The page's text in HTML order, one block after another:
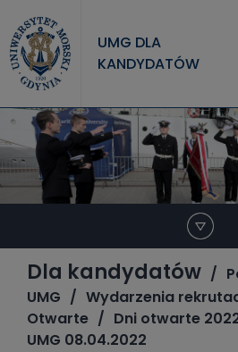
UMG DLA
KANDYDATÓW
Dla kandydatów
UMG
Wydarzenia
Otwarte
Dni otwarte
UMG 08.04.2022